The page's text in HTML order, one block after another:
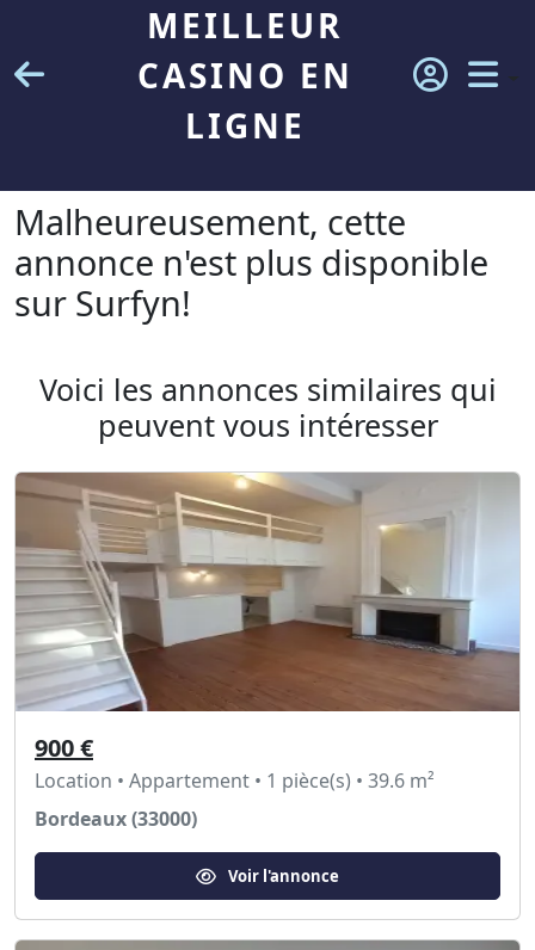
MEILLEUR
CASINO EN
LIGNE
Malheureusement, cette
annonce n'est plus disponible
sur Surfyn!
Voici les annonces similaires qui
peuvent vous intéresser
900 €
Location • Appartement • 1 pièce(s) • 39.6 m²
Bordeaux (33000)
Voir l'annonce